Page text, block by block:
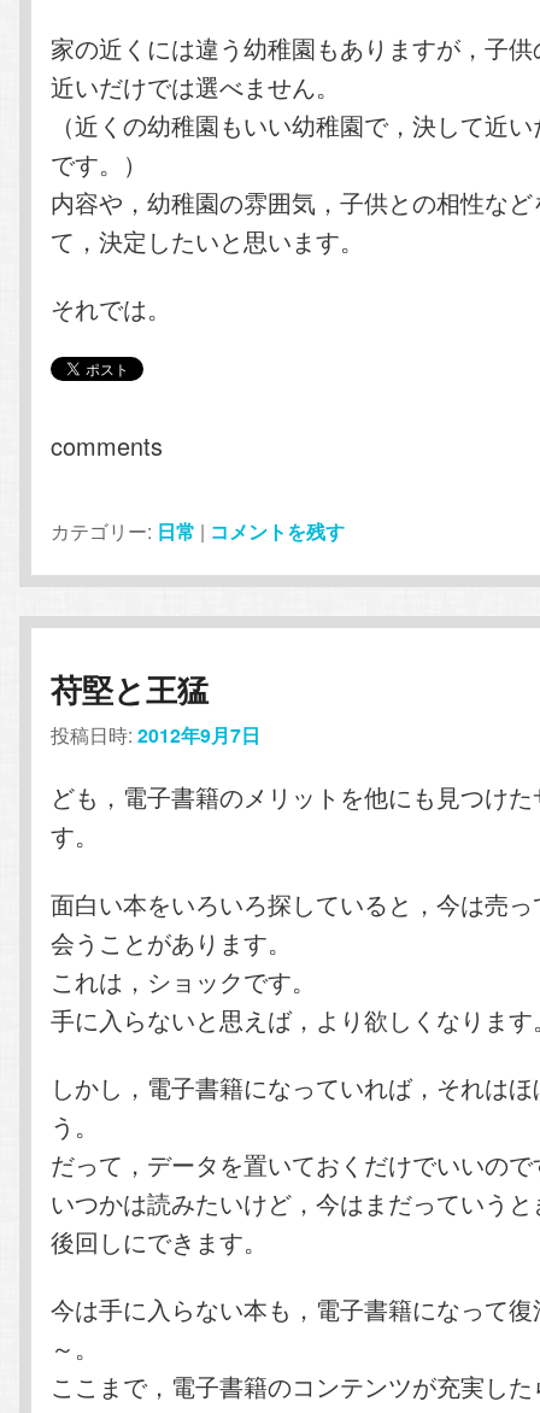
家の近くには違う幼稚園もありますが，子
近いだけでは選べません。
（近くの幼稚園もいい幼稚園で，決して近
です。）
内容や，幼稚園の雰囲気，子供との相性な
て，決定したいと思います。
それでは。
comments
カテゴリー: 日常 | コメントを残す
苻堅と王猛
投稿日時:2012年9月7日
ども，電子書籍のメリットを他にも見つけ
す。
面白い本をいろいろ探していると，今は売
会うことがあります。
これは，ショックです。
手に入らないと思えば，より欲しくなります
しかし，電子書籍になっていれば，それは
う。
だって，データを置いておくだけでいいの
いつかは読みたいけど，今はまだっていう
後回しにできます。
今は手に入らない本も，電子書籍になって
～。
ここまで，電子書籍のコンテンツが充実し